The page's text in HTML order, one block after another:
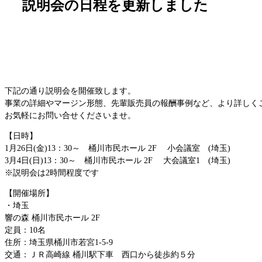
説明会の日程を更新しました
下記の通り説明会を開催致します。
事業の詳細やマージン形態、先輩販売員の報酬事例など、より詳しく
お気軽にお問い合せくださいませ。
【日時】
1月26日(金)13：30～ 桶川市民ホール 2F 小会議室 (埼玉)
3月4日(日)13：30～ 桶川市民ホール 2F 大会議室1 (埼玉)
※説明会は2時間程度です
【開催場所】
・埼玉
響の森 桶川市民ホール 2F
定員：10名
住所：埼玉県桶川市若宮1-5-9
交通：ＪＲ高崎線 桶川駅下車 西口から徒歩約５分